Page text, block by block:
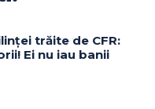
trăite de CFR:
Ei nu iau banii